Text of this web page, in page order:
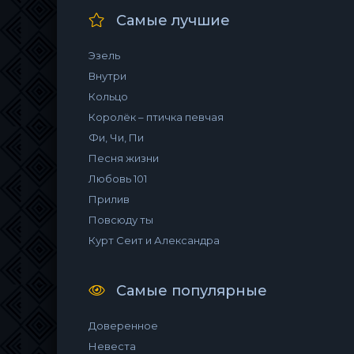
Самые лучшие
Эзель
Внутри
Кольцо
Королёк – птичка певчая
Фи, Чи, Пи
Песня жизни
Любовь 101
Прилив
Повсюду ты
Курт Сеит и Александра
Самые популярные
Доверенное
Невеста